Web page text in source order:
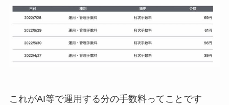
これがAI等で運用する分の手数料ってことです